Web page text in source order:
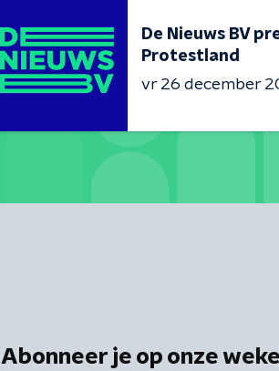
De Nieuws BV
Protestland
vr 26 december
Abonneer je op onze